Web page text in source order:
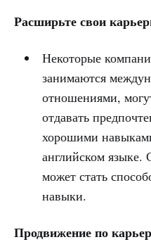
Расширьте свои
Некоторые
занимаются
отношениями,
отдавать
хорошими
английском языке.
может стать
навыки.
Продвижение по